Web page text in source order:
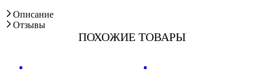
Описание
Отзывы
ПОХОЖИЕ ТОВАРЫ